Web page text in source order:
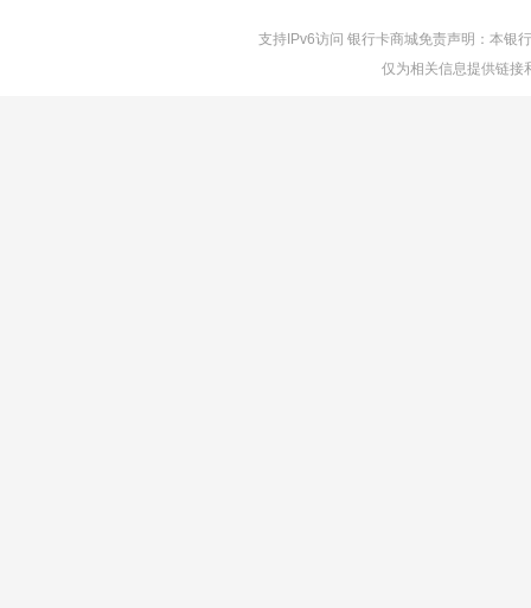
支持IPv6访问 银行卡商城免责声明：本银
仅为相关信息提供链接